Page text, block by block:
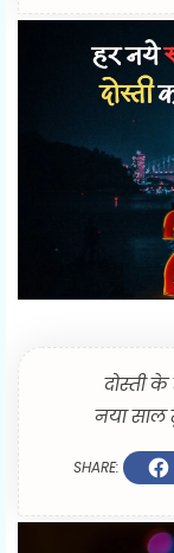
दोस्ती
नया साल
SHARE: